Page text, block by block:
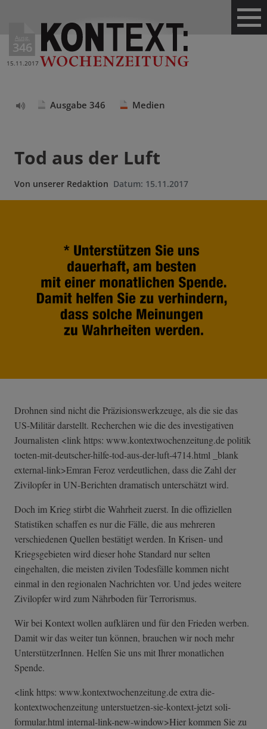
Ausg.
346
15.11.2017
Ausgabe 346 Medien
Tod aus der Luft
Von unserer Redaktion Datum: 15.11.2017
Drohnen sind nicht die Präzisionswerkzeuge, als die sie das
US-Militär darstellt. Recherchen wie die des investigativen
Journalisten <link https: www.kontextwochenzeitung.de politik
toeten-mit-deut­scher-hilfe-tod­-aus-der-luft-4­714.html _blank
external-link>Emran Feroz verdeutlichen, dass die Zahl der
Zivilopfer in UN-Berichten dramatisch unterschätzt wird.
Doch im Krieg stirbt die Wahrheit zuerst. In die offiziellen
Statistiken schaffen es nur die Fälle, die aus mehreren
verschiedenen Quellen bestätigt werden. In Krisen- und
Kriegsgebieten wird dieser hohe Standard nur selten
eingehalten, die meisten zivilen Todesfälle kommen nicht
einmal in den regionalen Nachrichten vor. Und jedes weitere
Zivilopfer wird zum Nährboden für Terrorismus.
Wir bei Kontext wollen aufklären und für den Frieden werben.
Damit wir das weiter tun können, brauchen wir noch mehr
UnterstützerInnen. Helfen Sie uns mit Ihrer monatlichen
Spende.
<link https: www.kontextwochenzeitung.de extra die-
kontextwochenzeitung unterstuetzen-s­ie-kontext-jetz­t soli-
formular.html internal-link-new-window>Hier kommen Sie zu